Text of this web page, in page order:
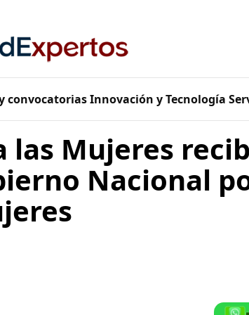
convocatorias Innovación y Tecnología
las Mujeres
Nacional